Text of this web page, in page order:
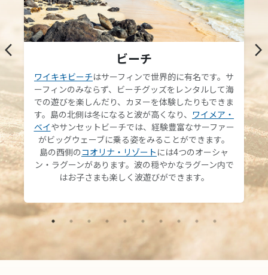
arrow_back_ios ビーチ
ワイキキビーチはサーフィンで世界的に有名です。サ
ーフィンのみならず、ビーチグッズをレンタルして海
での遊びを楽しんだり、カヌーを体験したりもできま
す。島の北側は冬になると波が高くなり、 ワイメア・
ベイやサンセットビーチでは、経験豊富なサーファー
がビッグウェーブに乗る姿をみることができます。
島の西側のコオリナ・リゾート には4つのオーシャ
ン・ラグーンがあります。波の穏やかなラグーン内で
はお子さまも楽しく波遊びができます。
arrow_forward_ios